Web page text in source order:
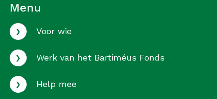
Menu
› Voor wie
› Werk van het Bartiméus Fonds
› Help mee